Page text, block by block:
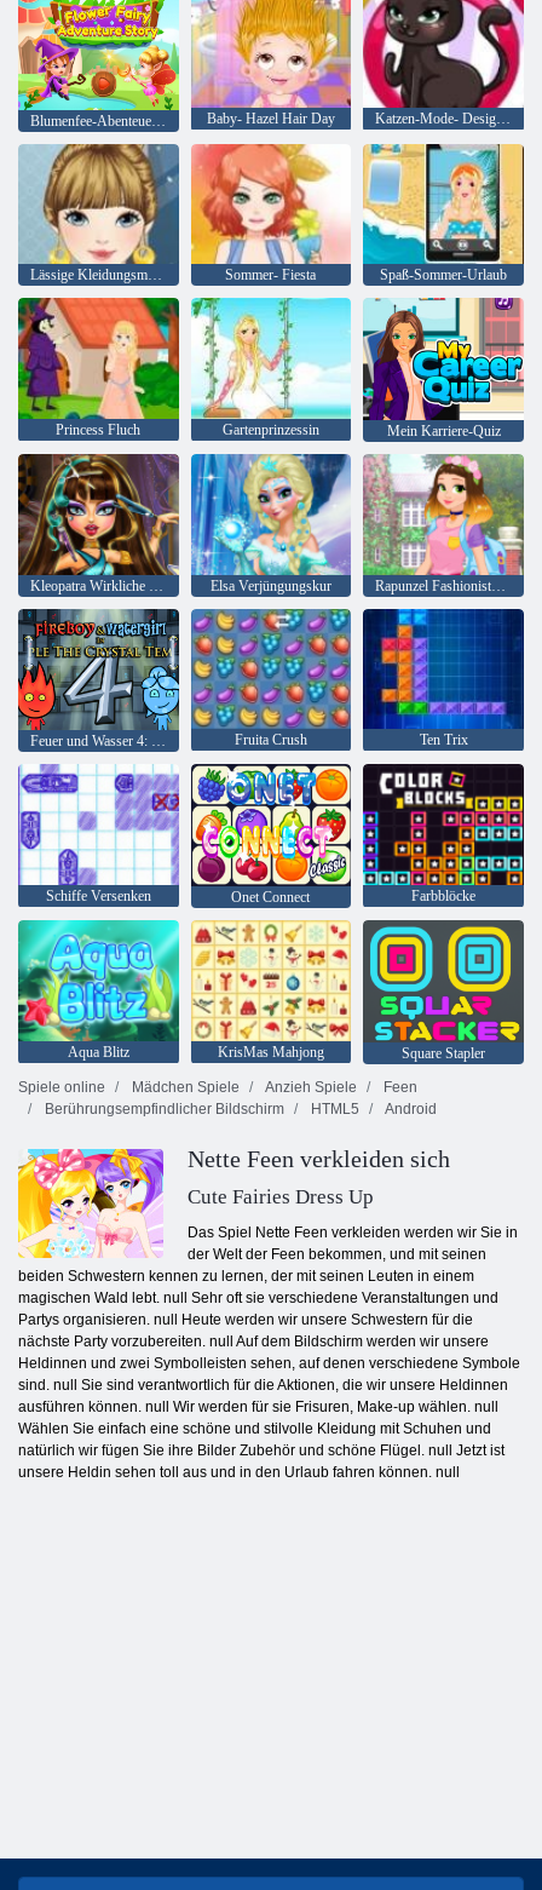
Baby- Hazel Hair Day Katzen-Mode- Designer
Lässige Kleidungsmode Sommer- Fiesta Spaß-Sommer-Urlaub
Princess Fluch Gartenprinzessin Mein Karriere-Quiz
Elsa Verjüngungskur
Feuer und Wasser 4: Kristalltempel Fruita Crush Ten Trix
Schiffe Versenken Onet Connect Farbblöcke
Aqua Blitz KrisMas Mahjong
Square Stapler
Spiele online
Mädchen Spiele Anzieh Spiele
Feen
Berührungsempfindlicher Bildschirm
HTML5 Android
Nette Feen verkleiden sich
Cute Fairies Dress Up
Das Spiel Nette Feen verkleiden werden wir Sie in
der Welt der Feen bekommen, und mit seinen
beiden Schwestern kennen zu lernen, der mit seinen Leuten in einem
magischen Wald lebt. null Sehr oft sie verschiedene Veranstaltungen und
Partys organisieren. null Heute werden wir unsere Schwestern für die
nächste Party vorzubereiten. null Auf dem Bildschirm werden wir unsere
Heldinnen und zwei Symbolleisten sehen, auf denen verschiedene Symbole
sind. null Sie sind verantwortlich für die Aktionen, die wir unsere Heldinnen
ausführen können. null Wir werden für sie Frisuren, Make-up wählen. null
Wählen Sie einfach eine schöne und stilvolle Kleidung mit Schuhen und
natürlich wir fügen Sie ihre Bilder Zubehör und schöne Flügel. null Jetzt ist
unsere Heldin sehen toll aus und in den Urlaub fahren können. null